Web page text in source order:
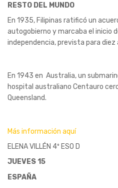
RESTO DEL MUNDO
En 1935, Filipinas ratificó un
autogobierno y marcaba el inicio
independencia, prevista para diez
En 1943 en Australia, un
hospital australiano Centauro
Queensland.
Más información aquí
ELENA VILLÉN 4º ESO D
JUEVES 15
ESPAÑA